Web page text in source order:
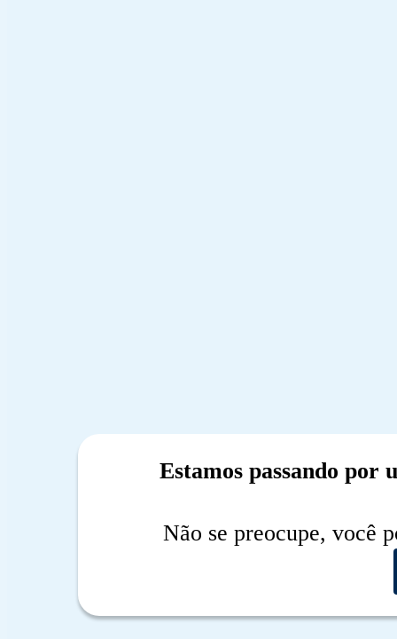
Estamos passando
Não se preocupe, você